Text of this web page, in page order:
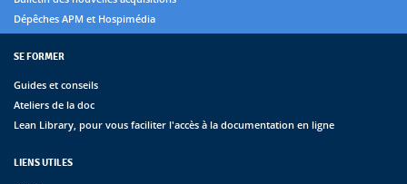
Dépêches APM et Hospimédia
SE FORMER
Guides et conseils
Ateliers de la doc
Lean Library, pour vous faciliter l'accès à la documentation en ligne
LIENS UTILES